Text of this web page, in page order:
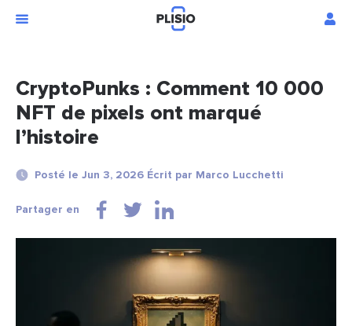
CryptoPunks : Comment 10 000
NFT de pixels ont marqué
l’histoire
Posté le Jun 3, 2026 Écrit par Marco Lucchetti
Partager en